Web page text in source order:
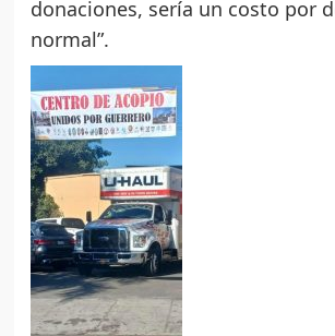
donaciones, sería un costo por
normal”.